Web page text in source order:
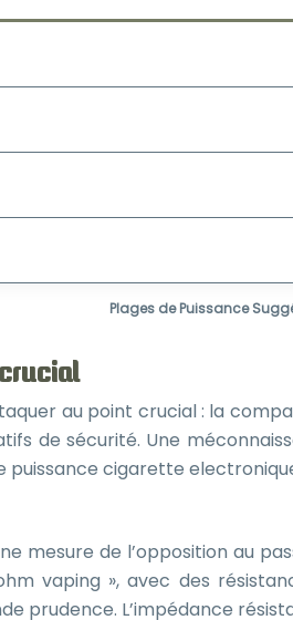
Plages de Puissance
au point crucial : la
de sécurité. Une
puissance cigarette
mesure de l’opposition au
vaping », avec des
prudence. L’impédance